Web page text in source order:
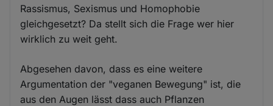
Rassismus, Sexismus und Homophobie
gleichgesetzt? Da stellt sich die Frage wer hier
wirklich zu weit geht.
Abgesehen davon, dass es eine weitere
Argumentation der "veganen Bewegung" ist, die
aus den Augen lässt dass auch Pflanzen